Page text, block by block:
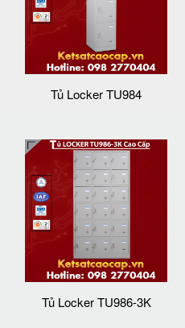
Tủ Locker TU984
Tủ Locker TU986-3K